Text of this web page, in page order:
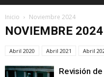
Inicio Noviembre 2024
NOVIEMBRE 2024
Abril 2020 Abril 2021 Abril
Revisión